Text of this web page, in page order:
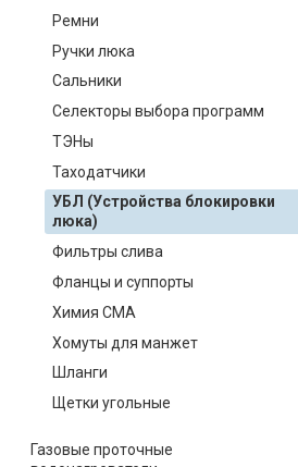
Ремни
Ручки люка
Сальники
Селекторы выбора программ
ТЭНы
Таходатчики
УБЛ (Устройства блокировки
люка)
Фильтры слива
Фланцы и суппорты
Химия СМА
Хомуты для манжет
Шланги
Щетки угольные
Газовые проточные